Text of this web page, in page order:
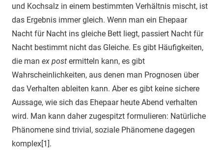
und Kochsalz in einem bestimmten Verhältnis mischt, ist
das Ergebnis immer gleich. Wenn man ein Ehepaar
Nacht für Nacht ins gleiche Bett liegt, passiert Nacht für
Nacht bestimmt nicht das Gleiche. Es gibt Häufigkeiten,
die man ex post ermitteln kann, es gibt
Wahrscheinlichkeiten, aus denen man Prognosen über
das Verhalten ableiten kann. Aber es gibt keine sichere
Aussage, wie sich das Ehepaar heute Abend verhalten
wird. Man kann daher zugespitzt formulieren: Natürliche
Phänomene sind trivial, soziale Phänomene dagegen
komplex[1].